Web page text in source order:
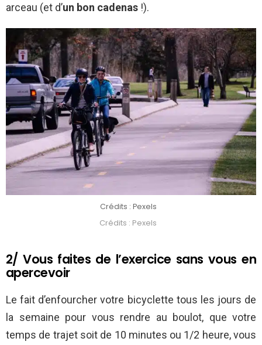
arceau (et d’un bon cadenas !).
Crédits : Pexels
Crédits : Pexels
2/ Vous faites de l’exercice sans vous en
apercevoir
Le fait d’enfourcher votre bicyclette tous les jours de
la semaine pour vous rendre au boulot, que votre
temps de trajet soit de 10 minutes ou 1/2 heure, vous